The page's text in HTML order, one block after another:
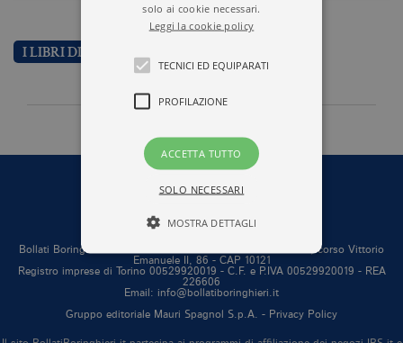
I LIBRI DI ANDREA CAPRA
Bollati Boringhieri editore S.r.l. a socio unico Sede in Torino, corso Vittorio
Emanuele II, 86 - CAP 10121
Registro imprese di Torino 00529920019 - C.F. e P.IVA 00529920019 - REA
226606
Email: info@bollatiboringhieri.it
Gruppo editoriale Mauri Spagnol S.p.A. - Privacy Policy
solo ai cookie necessari.
Leggi la cookie policy
TECNICI ED EQUIPARATI
PROFILAZIONE
ACCETTA TUTTO
SOLO NECESSARI
MOSTRA DETTAGLI
Tecnici ed equiparati
Profilazione